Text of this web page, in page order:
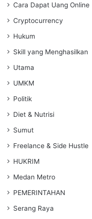
Cara Dapat Uang Online
Cryptocurrency
Hukum
Skill yang Menghasilkan
Utama
UMKM
Politik
Diet & Nutrisi
Sumut
Freelance & Side Hustle
HUKRIM
Medan Metro
PEMERINTAHAN
Serang Raya